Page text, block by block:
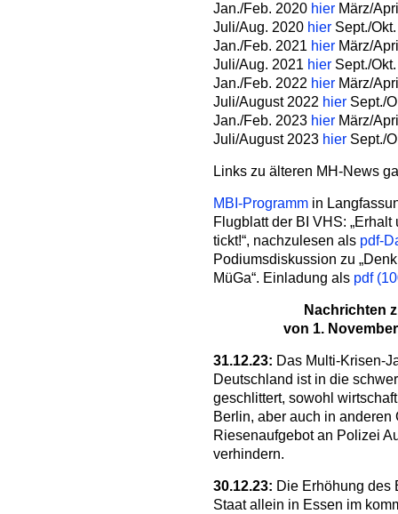
Jan./Feb. 2020 hier März/
Juli/Aug. 2020 hier Sept./
Jan./Feb. 2021 hier März/
Juli/Aug. 2021 hier Sept./
Jan./Feb. 2022 hier März/
Juli/August 2022 hier Sept./
Jan./Feb. 2023 hier März/
Juli/August 2023 hier Sept./
Links zu älteren MH-News
MBI-Programm in
Flugblatt der BI VHS:
tickt!“, nachzulesen als pdf-
Podiumsdiskussion zu
MüGa“. Einladung als pdf
Nachrichten
von 1.
31.12.23: Das Multi-Krisen-
Deutschland ist in die
geschlittert, sowohl
Berlin, aber auch in
Riesenaufgebot an Polizei
verhindern.
30.12.23: Die Erhöhung des
Staat allein in Essen im